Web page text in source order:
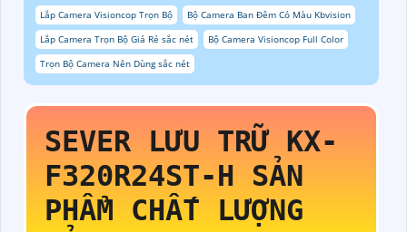
Lắp Camera Visioncop Trọn Bộ
Bộ Camera Ban Đêm Có Màu Kbvision
Lắp Camera Trọn Bộ Giá Rẻ sắc nét
Bộ Camera Visioncop Full Color
Trọn Bộ Camera Nên Dùng sắc nét
SEVER LƯU TRỮ KX-
F320R24ST-H SẢN
PHẨM CHẤT LƯỢNG